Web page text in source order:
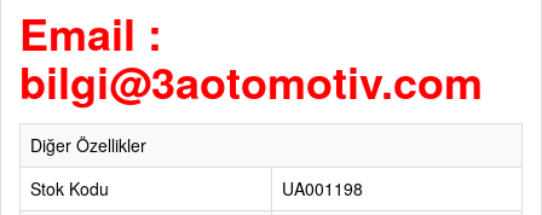
Email :
bilgi@3aotomotiv.com
Diğer Özellikler
Stok Kodu
UA001198